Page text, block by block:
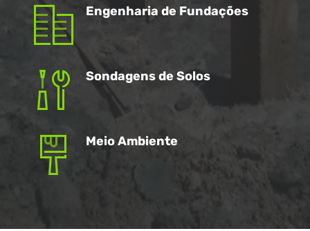
Engenharia de Fundações
Sondagens de Solos
Meio Ambiente